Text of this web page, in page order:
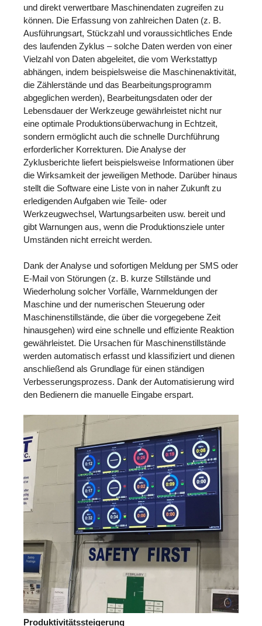
und direkt verwertbare Maschinendaten zugreifen zu
können. Die Erfassung von zahlreichen Daten (z. B.
Ausführungsart, Stückzahl und voraussichtliches Ende
des laufenden Zyklus – solche Daten werden von einer
Vielzahl von Daten abgeleitet, die vom Werkstattyp
abhängen, indem beispielsweise die Maschinenaktivität,
die Zählerstände und das Bearbeitungsprogramm
abgeglichen werden), Bearbeitungsdaten oder der
Lebensdauer der Werkzeuge gewährleistet nicht nur
eine optimale Produktionsüberwachung in Echtzeit,
sondern ermöglicht auch die schnelle Durchführung
erforderlicher Korrekturen. Die Analyse der
Zyklusberichte liefert beispielsweise Informationen über
die Wirksamkeit der jeweiligen Methode. Darüber hinaus
stellt die Software eine Liste von in naher Zukunft zu
erledigenden Aufgaben wie Teile- oder
Werkzeugwechsel, Wartungsarbeiten usw. bereit und
gibt Warnungen aus, wenn die Produktionsziele unter
Umständen nicht erreicht werden.
Dank der Analyse und sofortigen Meldung per SMS oder
E-Mail von Störungen (z. B. kurze Stillstände und
Wiederholung solcher Vorfälle, Warnmeldungen der
Maschine und der numerischen Steuerung oder
Maschinenstillstände, die über die vorgegebene Zeit
hinausgehen) wird eine schnelle und effiziente Reaktion
gewährleistet. Die Ursachen für Maschinenstillstände
werden automatisch erfasst und klassifiziert und dienen
anschließend als Grundlage für einen ständigen
Verbesserungsprozess. Dank der Automatisierung wird
den Bedienern die manuelle Eingabe erspart.
Produktivitätssteigerung